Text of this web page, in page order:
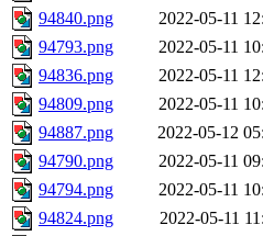
94840.png
2022-05-11
94793.png
2022-05-11
94836.png
2022-05-11
94809.png
2022-05-11
94887.png
2022-05-12
94790.png
2022-05-11
94794.png
2022-05-11
94824.png
2022-05-11